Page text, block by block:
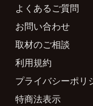
よくあるご質問
お問い合わせ
取材のご相談
利用規約
プライバシーポリ
特商法表示